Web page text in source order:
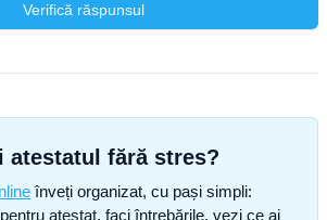
Verifică răspunsul
atestatul fără stres?
înveți organizat, cu pași simpli:
atestat, faci întrebările, vezi ce ai